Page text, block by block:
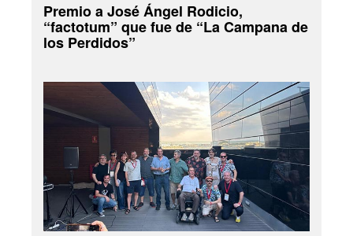
Premio a José Ángel Rodicio,
“factotum” que fue de “La Campana de
los Perdidos”